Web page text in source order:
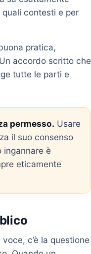
contesti e per
pratica,
accordo scritto che
tutte le parti e
permesso. Usare
il suo consenso
ingannare è
eticamente
c’è la questione